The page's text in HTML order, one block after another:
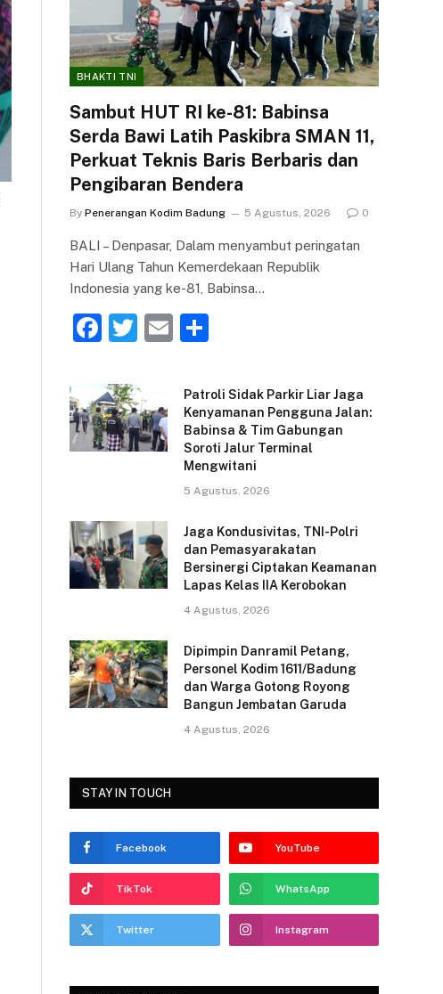
BHAKTI TNI
Sambut HUT RI ke-81: Babinsa
Serda Bawi Latih Paskibra SMAN 11,
Perkuat Teknis Baris Berbaris dan
Pengibaran Bendera
By Penerangan Kodim Badung 5 Agustus, 2026 0
BALI – Denpasar, Dalam menyambut peringatan
Hari Ulang Tahun Kemerdekaan Republik
Indonesia yang ke-81, Babinsa…
F
c
e
b
k
T
itt
er
E
ai ar
e
Patroli Sidak Parkir Liar Jaga
Kenyamanan Pengguna Jalan:
Babinsa & Tim Gabungan
Soroti Jalur Terminal
Mengwitani
5 Agustus, 2026
Jaga Kondusivitas, TNI-Polri
dan Pemasyarakatan
Bersinergi Ciptakan Keamanan
Lapas Kelas IIA Kerobokan
4 Agustus, 2026
Dipimpin Danramil Petang,
Personel Kodim 1611/Badung
dan Warga Gotong Royong
Bangun Jembatan Garuda
4 Agustus, 2026
STAY IN TOUCH
Facebook YouTube
TikTok WhatsApp
Twitter Instagram